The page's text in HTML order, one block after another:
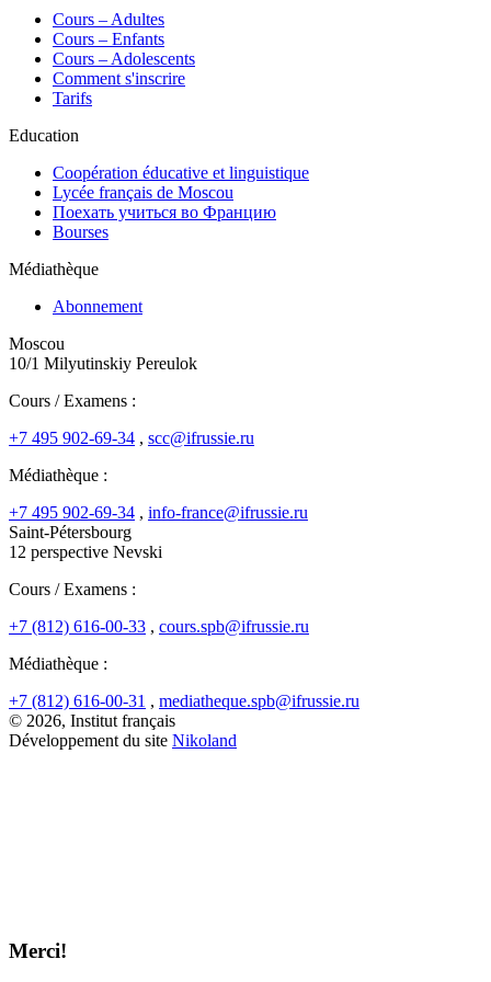
Сours – Adultes
Cours – Enfants
Cours – Adolescents
Comment s'inscrire
Tarifs
Education
Coopération éducative et linguistique
Lycée français de Moscou
Поехать учиться во Францию
Bourses
Médiathèque
Abonnement
Moscou
10/1 Milyutinskiy Pereulok
Cours / Examens :
+7 495 902-69-34 , scc@ifrussie.ru
Médiathèque :
+7 495 902-69-34 , info-france@ifrussie.ru
Saint-Pétersbourg
12 perspective Nevski
Cours / Examens :
+7 (812) 616-00-33 , cours.spb@ifrussie.ru
Médiathèque :
+7 (812) 616-00-31 , mediatheque.spb@ifrussie.ru
© 2026, Institut français
Développement du site Nikoland
Merci!